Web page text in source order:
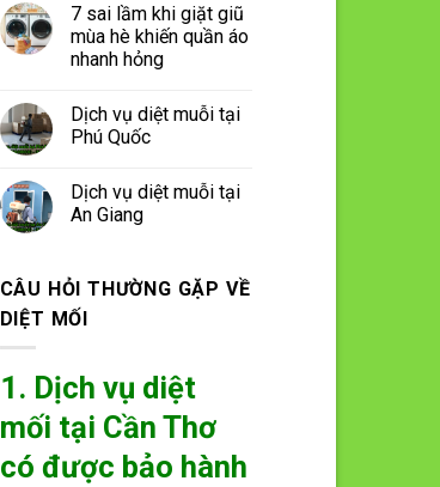
7 sai lầm khi giặt giũ
mùa hè khiến quần áo
nhanh hỏng
Dịch vụ diệt muỗi tại
Phú Quốc
Dịch vụ diệt muỗi tại
An Giang
CÂU HỎI THƯỜNG GẶP VỀ
DIỆT MỐI
1. Dịch vụ diệt
mối tại Cần Thơ
có được bảo hành